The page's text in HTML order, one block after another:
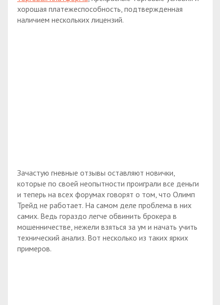
хорошая платежеспособность, подтвержденная
наличием нескольких лицензий.
Зачастую гневные отзывы оставляют новички,
которые по своей неопытности проиграли все деньги
и теперь на всех форумах говорят о том, что Олимп
Трейд не работает. На самом деле проблема в них
самих. Ведь гораздо легче обвинить брокера в
мошенничестве, нежели взяться за ум и начать учить
технический анализ. Вот несколько из таких ярких
примеров.